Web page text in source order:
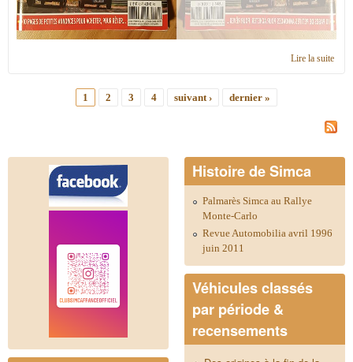
Lire la suitede
1 2 3 4 suivant › dernier »
Histoire de Simca
Palmarès Simca au Rallye
Monte-Carlo
Revue Automobilia avril 1996
juin 2011
Véhicules classés
par période &
recensements